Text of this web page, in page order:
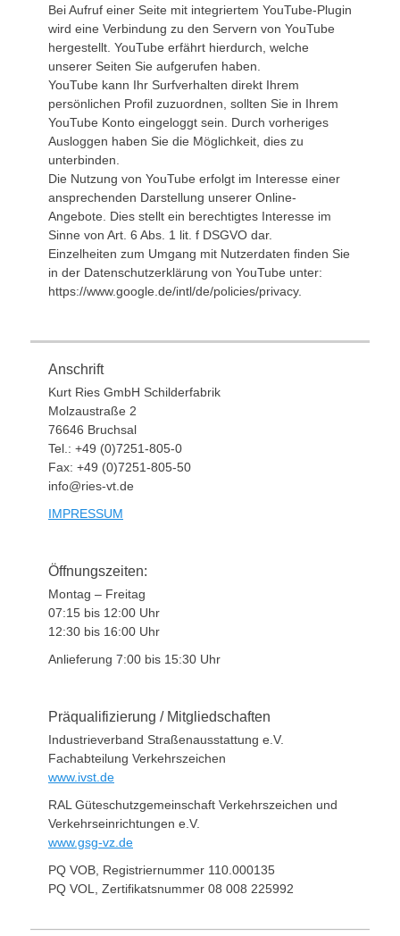
Bei Aufruf einer Seite mit integriertem YouTube-Plugin
wird eine Verbindung zu den Servern von YouTube
hergestellt. YouTube erfährt hierdurch, welche
unserer Seiten Sie aufgerufen haben.
YouTube kann Ihr Surfverhalten direkt Ihrem
persönlichen Profil zuzuordnen, sollten Sie in Ihrem
YouTube Konto eingeloggt sein. Durch vorheriges
Ausloggen haben Sie die Möglichkeit, dies zu
unterbinden.
Die Nutzung von YouTube erfolgt im Interesse einer
ansprechenden Darstellung unserer Online-
Angebote. Dies stellt ein berechtigtes Interesse im
Sinne von Art. 6 Abs. 1 lit. f DSGVO dar.
Einzelheiten zum Umgang mit Nutzerdaten finden Sie
in der Datenschutzerklärung von YouTube unter:
https://www.google.de/intl/de/policies/privacy.
Anschrift
Kurt Ries GmbH Schilderfabrik
Molzaustraße 2
76646 Bruchsal
Tel.: +49 (0)7251-805-0
Fax: +49 (0)7251-805-50
info@ries-vt.de
IMPRESSUM
Öffnungszeiten:
Montag – Freitag
07:15 bis 12:00 Uhr
12:30 bis 16:00 Uhr
Anlieferung 7:00 bis 15:30 Uhr
Präqualifizierung / Mitgliedschaften
Industrieverband Straßenausstattung e.V.
Fachabteilung Verkehrszeichen
www.ivst.de
RAL Güteschutzgemeinschaft Verkehrszeichen und
Verkehrseinrichtungen e.V.
www.gsg-vz.de
PQ VOB, Registriernummer 110.000135
PQ VOL, Zertifikatsnummer 08 008 225992